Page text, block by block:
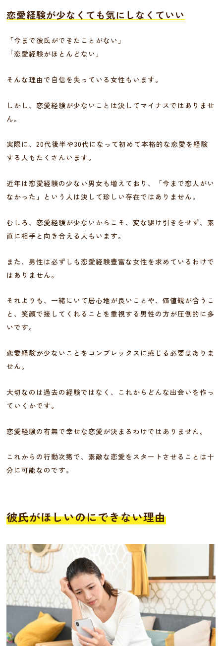
恋愛経験が少なくても気にしなくていい
「今まで彼氏ができたことがない」
「恋愛経験がほとんどない」
そんな理由で自信を失っている女性もいます。
しかし、恋愛経験が少ないことは決してマイナスではありませ
ん。
実際に、20代後半や30代になって初めて本格的な恋愛を経験
する人もたくさんいます。
近年は恋愛経験の少ない男女も増えており、「今まで恋人がい
なかった」という人は決して珍しい存在ではありません。
むしろ、恋愛経験が少ないからこそ、変な駆け引きをせず、素
直に相手と向き合える人もいます。
また、男性は必ずしも恋愛経験豊富な女性を求めているわけで
はありません。
それよりも、一緒にいて居心地が良いことや、価値観が合うこ
と、笑顔で接してくれることを重視する男性の方が圧倒的に多
いです。
恋愛経験が少ないことをコンプレックスに感じる必要はありま
せん。
大切なのは過去の経験ではなく、これからどんな出会いを作っ
ていくかです。
恋愛経験の有無で幸せな恋愛が決まるわけではありません。
これからの行動次第で、素敵な恋愛をスタートさせることは十
分に可能なのです。
彼氏がほしいのにできない理由